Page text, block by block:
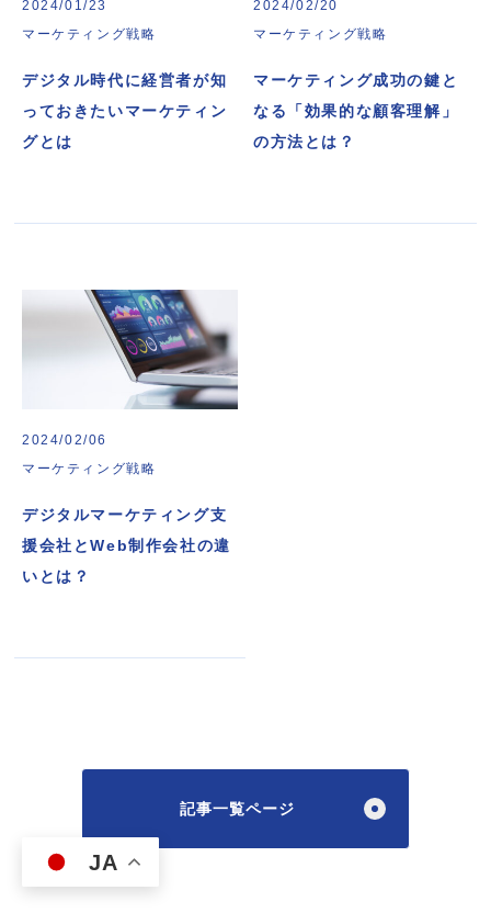
2024/01/23
マーケティング戦略
デジタル時代に経営者が知
っておきたいマーケティン
グとは
2024/02/20
マーケティング戦略
マーケティング成功の鍵と
なる「効果的な顧客理解」
の方法とは？
2024/02/06
マーケティング戦略
デジタルマーケティング支
援会社とWeb制作会社の違
いとは？
記事一覧ページ
JA